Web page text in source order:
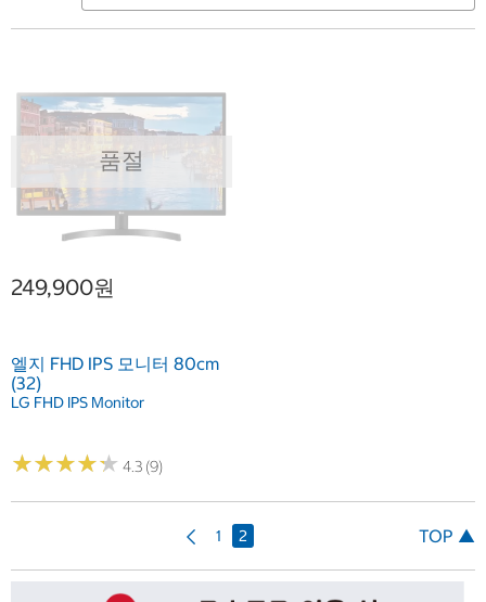
품절
249,900원
엘지 FHD IPS 모니터 80cm
(32)
LG FHD IPS Monitor
★★★★★
★★★★★ 4.3 (9)
1 2 TOP ▲